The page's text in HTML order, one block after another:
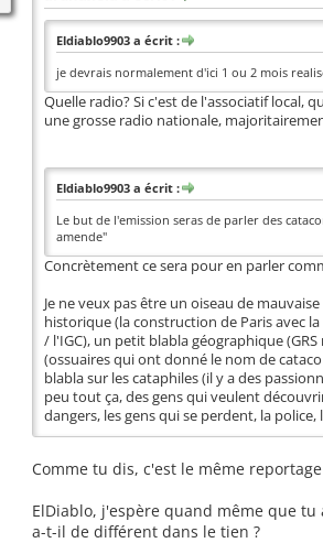
Eldiablo9903 a écrit :
je devrais normalement d'ici 1 ou 2 mois
Quelle radio? Si c'est de l'associatif local,
une grosse radio nationale,
Eldiablo9903 a écrit :
Le but de l'emission seras de parler des
amende"
Concrètement ce sera pour en parler
Je ne veux pas être un oiseau de
historique (la construction de Paris avec
/ l'IGC), un petit blabla géographique
(ossuaires qui ont donné le nom de
blabla sur les cataphiles (il y a des
peu tout ça, des gens qui veulent
dangers, les gens qui se perdent, la
Comme tu dis, c'est le même
ElDiablo, j'espère quand même que
a-t-il de différent dans le tien ?